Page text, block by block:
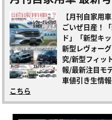
【月刊自家用
ごいぜ日産！
ド」「新型キ
新型レヴォー
究/新型フィッ
報/最新注目モ
車値引き生情
こちら